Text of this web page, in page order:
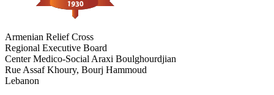
Armenian Relief Cross
Regional Executive Board
Center Medico-Social Araxi Boulghourdjian
Rue Assaf Khoury, Bourj Hammoud
Lebanon